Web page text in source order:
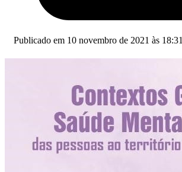
Publicado em 10 novembro de 2021 às 18:31